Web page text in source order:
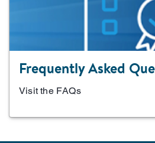
Frequently Asked
Visit the FAQs